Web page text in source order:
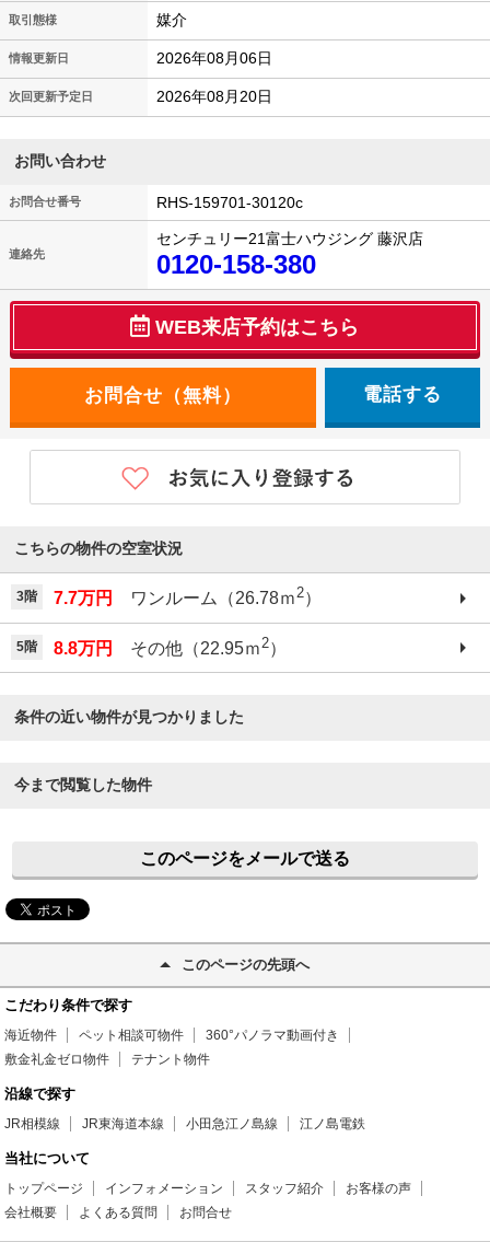
取引態様 媒介
情報更新日 2026年08月06日
次回更新予定日 2026年08月20日
お問い合わせ
お問合せ番号 RHS-159701-30120c
連絡先
センチュリー21富士ハウジング 藤沢店
0120-158-380
WEB来店予約はこちら
電話する
こちらの物件の空室状況
3階 7.7万円 ワンルーム（26.78ｍ2）
5階 8.8万円 その他（22.95ｍ 2）
条件の近い物件が見つかりました
今まで閲覧した物件
このページをメールで送る
このページの先頭へ
こだわり条件で探す
海近物件 ペット相談可物件
360°パノラマ動画付き
敷金礼金ゼロ物件
テナント物件
沿線で探す
JR相模線 JR東海道本線 小田急江ノ島線 江ノ島電鉄
当社について
トップページ インフォメーション スタッフ紹介
お客様の声
会社概要
よくある質問 お問合せ